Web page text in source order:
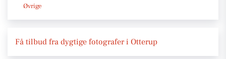
Øvrige
Få tilbud fra dygtige fotografer i Otterup